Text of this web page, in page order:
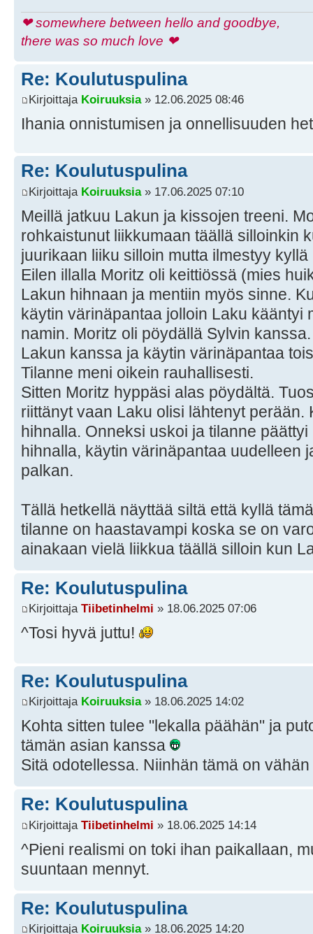
❤ somewhere between hello and goodbye,
there was so much love ❤
Re: Koulutuspulina
Kirjoittaja Koiruuksia» 12.06.2025 08:46
Ihania onnistumisen ja onnellisuuden
Re: Koulutuspulina
Kirjoittaja Koiruuksia» 17.06.2025 07:10
Meillä jatkuu Lakun ja kissojen treeni.
rohkaistunut liikkumaan täällä silloinkin
juurikaan liiku silloin mutta ilmestyy
Eilen illalla Moritz oli keittiössä (mies
Lakun hihnaan ja mentiin myös sinne.
käytin värinäpantaa jolloin Laku kääntyi
namin. Moritz oli pöydällä Sylvin
Lakun kanssa ja käytin värinäpantaa
Tilanne meni oikein rauhallisesti.
Sitten Moritz hyppäsi alas pöydältä.
riittänyt vaan Laku olisi lähtenyt perään.
hihnalla. Onneksi uskoi ja tilanne
hihnalla, käytin värinäpantaa uudelleen
palkan.
Tällä hetkellä näyttää siltä että kyllä
tilanne on haastavampi koska se on
ainakaan vielä liikkua täällä silloin kun
Re: Koulutuspulina
Kirjoittaja Tiibetinhelmi » 18.06.2025 07:06
^Tosi hyvä juttu!
Re: Koulutuspulina
Kirjoittaja Koiruuksia» 18.06.2025 14:02
Kohta sitten tulee "lekalla päähän" ja
tämän asian kanssa
Sitä odotellessa. Niinhän tämä on
Re: Koulutuspulina
Kirjoittaja Tiibetinhelmi » 18.06.2025 14:14
^Pieni realismi on toki ihan paikallaan,
suuntaan mennyt.
Re: Koulutuspulina
Kirjoittaja Koiruuksia» 18.06.2025 14:20